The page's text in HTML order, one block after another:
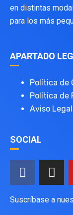
en distintas
para los más
APARTADO
Política de
Política de
Aviso Legal
SOCIAL
Suscríbase a